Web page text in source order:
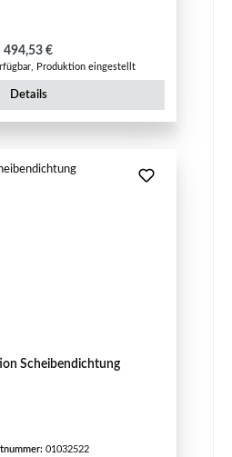
Regulärer Preis:
494,53 €
Produktion eingestellt
Details
Scheibendichtung
01032522